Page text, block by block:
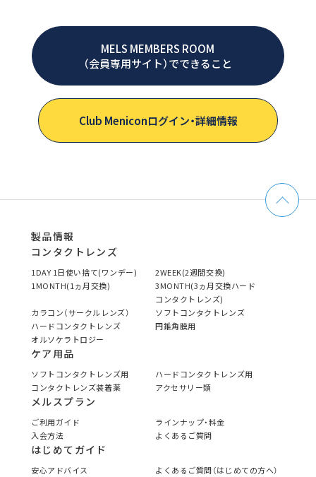
MELS MEMBERS ROOM
（会員専用サイト）でできること
Club Meniconログイン・詳細情報
製品情報
コンタクトレンズ
1DAY 1日使い捨て(ワンデー)
2WEEK(2週間交換)
1MONTH(1ヵ月交換)
3MONTH(3ヵ月交換ハード
コンタクトレンズ)
カラコン（サークルレンズ）
ソフトコンタクトレンズ
ハードコンタクトレンズ
円錐角膜用
オルソケラトロジー
ケア用品
ソフトコンタクトレンズ用
ハードコンタクトレンズ用
コンタクトレンズ装着薬
アクセサリー類
メルスプラン
ご利用ガイド
ラインナップ・料金
入会方法
よくあるご質問
はじめてガイド
安心アドバイス
よくあるご質問（はじめての方へ）